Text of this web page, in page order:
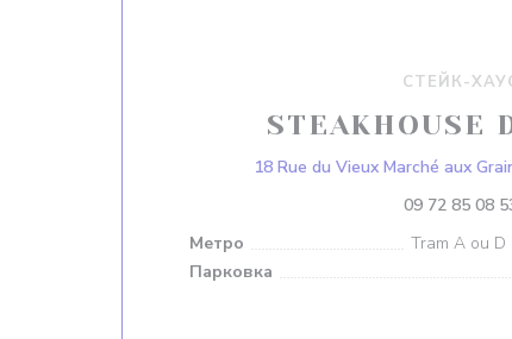
СТЕЙК-
STEAKHOUSE
18 Rue du Vieux Marché aux
09 72 85 08
Метро
Tram A ou
Парковка